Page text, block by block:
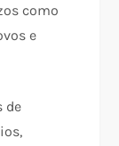
como
e
de